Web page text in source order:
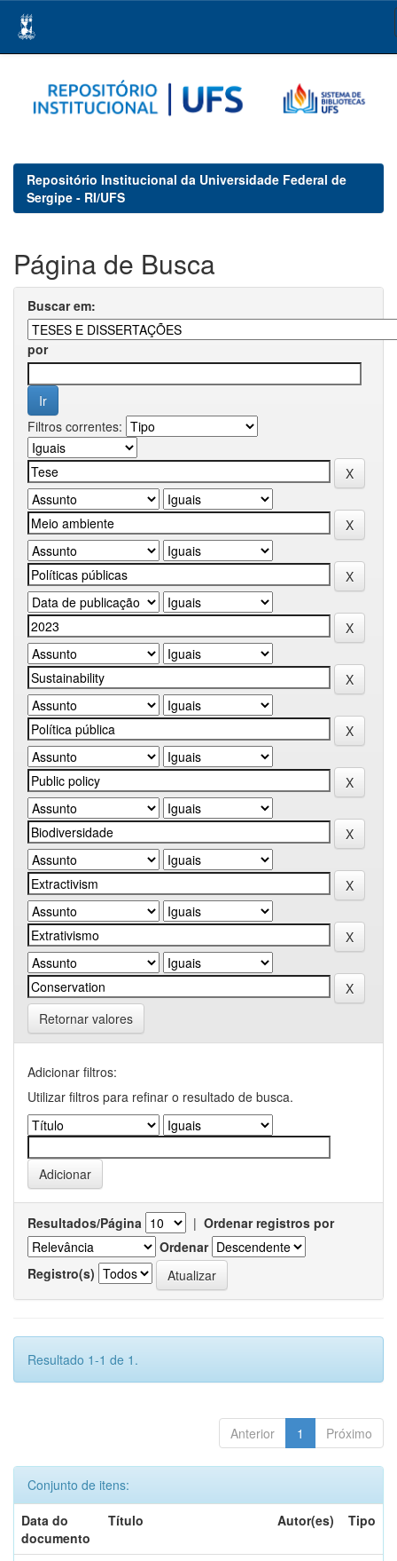
navigation
Repositório Institucional da Universidade Federal de
Sergipe - RI/UFS
Página de Busca
Buscar em:
por
Filtros correntes:
Retornar valores
Adicionar filtros:
Utilizar filtros para refinar o resultado de busca.
Resultados/Página | Ordenar registros por
Ordenar
Registro(s)
Resultado 1-1 de 1.
Anterior 1 Próximo
Conjunto de itens:
Data do
documento
Título Autor(es) Tipo